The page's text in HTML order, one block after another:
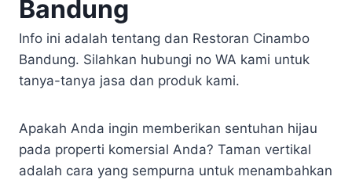
Bandung
Info ini adalah tentang dan Restoran Cinambo
Bandung. Silahkan hubungi no WA kami untuk
tanya-tanya jasa dan produk kami.
Apakah Anda ingin memberikan sentuhan hijau
pada properti komersial Anda? Taman vertikal
adalah cara yang sempurna untuk menambahkan